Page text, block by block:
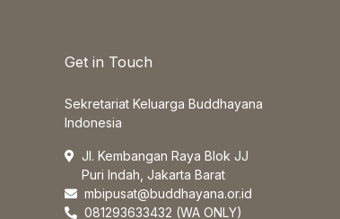
Get in Touch
Sekretariat Keluarga Buddhayana
Indonesia
Jl. Kembangan Raya Blok JJ
Puri Indah, Jakarta Barat
mbipusat@buddhayana.or.id
081293633432 (WA ONLY)